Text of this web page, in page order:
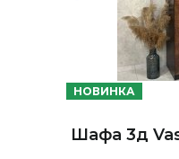
НОВИНКА
Шафа 3д